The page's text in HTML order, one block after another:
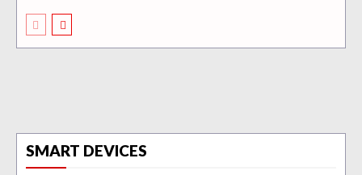
SMART DEVICES